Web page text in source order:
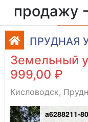
продажу
ПРУДНАЯ
Земельный
999,00 ₽
Кисловодск,
a6288211-